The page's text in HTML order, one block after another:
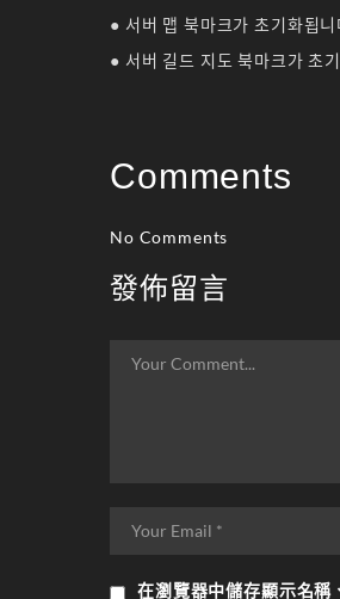
● 서버 맵 북마크가 초기화됩니
● 서버 길드 지도 북마크가 초
Comments
No Comments
發佈留言
在瀏覽器中儲存顯示名稱